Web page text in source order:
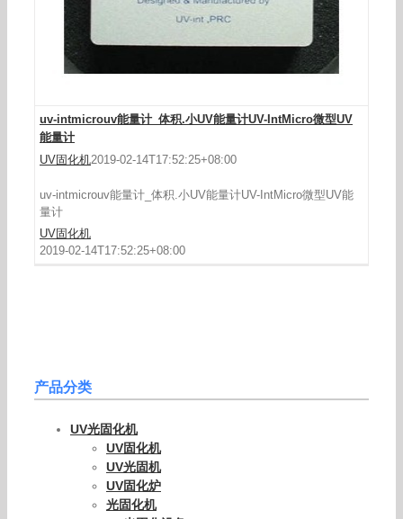
uv-intmicrouv能量计_体积.小UV能量计UV-IntMicro微型UV
能量计
UV固化机2019-02-14T17:52:25+08:00
uv-intmicrouv能量计_体积.小UV能量计UV-IntMicro微型UV能
量计
UV固化机
2019-02-14T17:52:25+08:00
产品分类
UV光固化机
UV固化机
UV光固机
UV固化炉
光固化机